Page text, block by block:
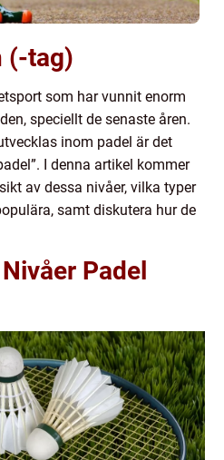
(-tag)
som har vunnit enorm
speciellt de senaste åren.
inom padel är det
I denna artikel kommer
av dessa nivåer, vilka typer
samt diskutera hur de
Padel